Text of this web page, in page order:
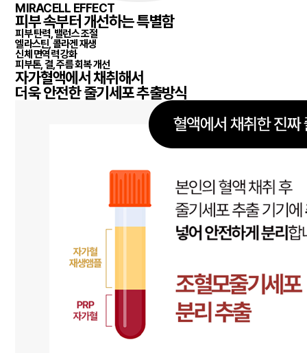
MIRACELL EFFECT
피부 속부터 개선하는 특별함
피부 탄력, 밸런스 조절
엘라스틴, 콜라겐 재생
신체 면역력 강화
피부톤, 결, 주름 회복 개선
자가혈액에서 채취해서
더욱 안전한 줄기세포 추출방식